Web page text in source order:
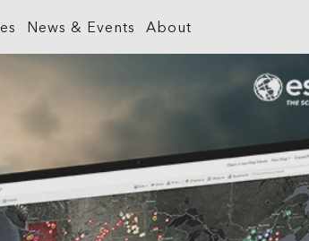
Business Analyst
Hub
GeoBIM
Urban
Retail
Smart City
Sustainable Development
Transportation
News & Events About